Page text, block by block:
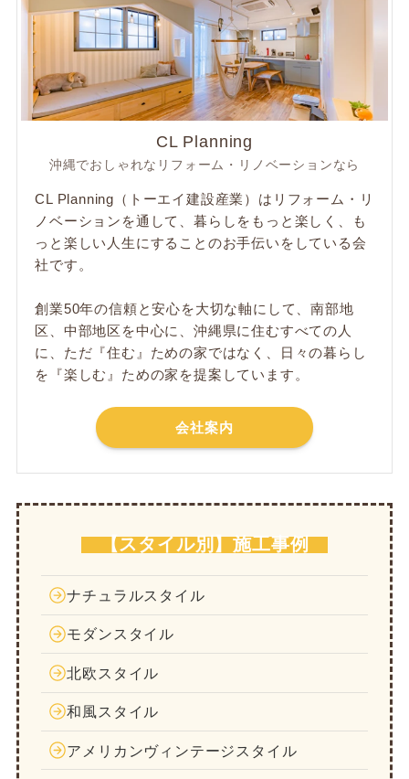
CL Planning
沖縄でおしゃれなリフォーム・リノベーションなら
CL Planning（トーエイ建設産業）はリフォーム・リ
ノベーションを通して、暮らしをもっと楽しく、も
っと楽しい人生にすることのお手伝いをしている会
社です。
創業50年の信頼と安心を大切な軸にして、南部地
区、中部地区を中心に、沖縄県に住むすべての人
に、ただ​『住む』ための家ではなく、日々の暮らし
を『楽しむ』ための家を提案しています。
会社案内
【スタイル別】施工事例
ナチュラルスタイル
モダンスタイル
北欧スタイル
和風スタイル
アメリカンヴィンテージスタイル